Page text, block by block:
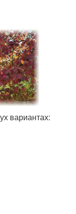
вариантах: